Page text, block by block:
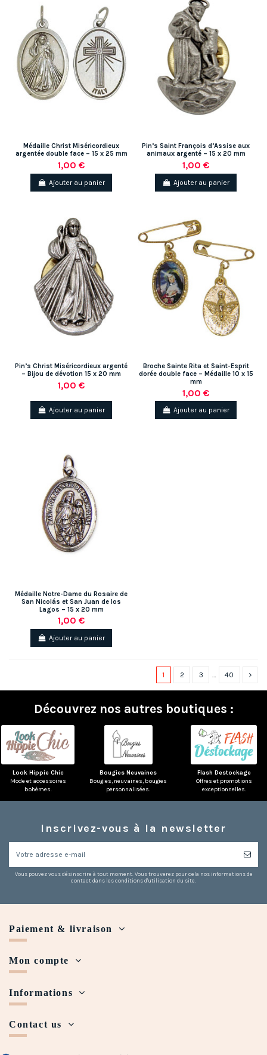
Médaille Christ Miséricordieux
argentée double face – 15 x 25 mm
1,00 €
Ajouter au panier
Pin’s Saint François d’Assise aux
animaux argenté – 15 x 20 mm
1,00 €
Ajouter au panier
Pin’s Christ Miséricordieux argenté
– Bijou de dévotion 15 x 20 mm
1,00 €
Ajouter au panier
Broche Sainte Rita et Saint-Esprit
dorée double face – Médaille 10 x 15
mm
1,00 €
Ajouter au panier
Médaille Notre-Dame du Rosaire de
San Nicolás et San Juan de los
Lagos – 15 x 20 mm
1,00 €
Ajouter au panier
1 2 3 … 40
Découvrez nos autres boutiques :
Look Hippie Chic
Mode et accessoires
bohèmes.
Bougies Neuvaines
Bougies, neuvaines, bougies
personnalisées.
Flash Destockage
Offres et promotions
exceptionnelles.
Inscrivez-vous à la newsletter
Vous pouvez vous désinscrire à tout moment. Vous trouverez pour cela nos informations de
contact dans les conditions d'utilisation du site.
Paiement & livraison
Mon compte
Informations
Contact us